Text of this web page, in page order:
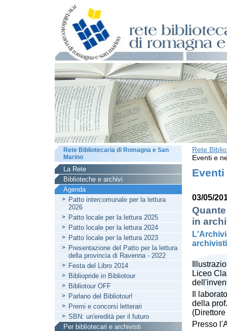
Rete
Eventi e
Eventi
03/05/
in
Liceo
Il
della
Presso
Rete Bibliotecaria di Romagna e San
Marino
La Rete
Biblioteche e archivi
Agenda
Patto intercomunale per la lettura
2026
Patto locale per la lettura 2025
Patto locale per la lettura 2024
Patto locale per la lettura 2023
Presentazione del Patto per la lettura
della provincia di Ravenna - 2022
Festa del Libro 2014
Bibliopride in Bibliotour
Bibliotour OFF
Parlano del Bibliotour!
Premi e concorsi letterari
SBN: un'eredità per il futuro
Per bibliotecari e archivisti